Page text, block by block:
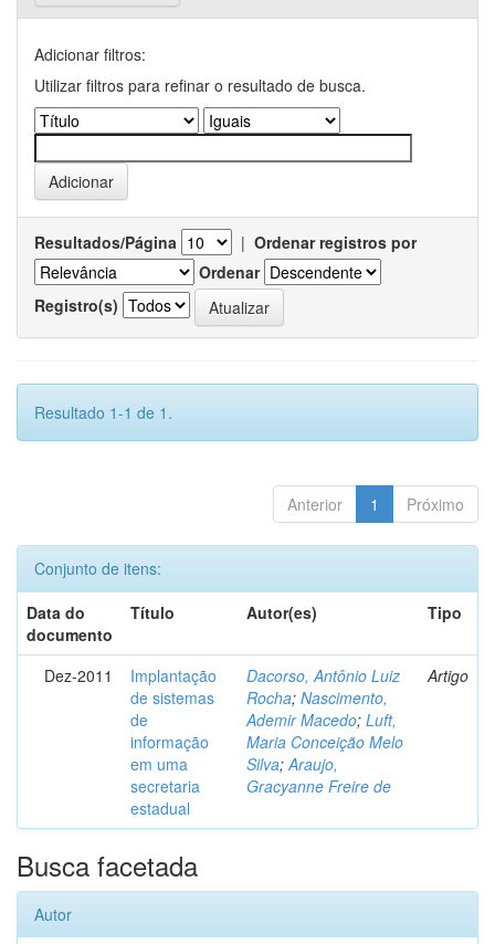
Adicionar filtros:
Utilizar filtros para refinar o resultado de busca.
Resultados/Página | Ordenar registros por
Ordenar
Registro(s)
Resultado 1-1 de 1.
Anterior 1 Próximo
Conjunto de itens:
Data do
documento
Título Autor(es) Tipo
Dez-2011
Implantação
de sistemas
de
informação
em uma
secretaria
estadual
Dacorso, Antônio Luiz
Rocha; Nascimento,
Ademir Macedo; Luft,
Maria Conceição Melo
Silva;Araujo,
Gracyanne Freire de
Artigo
Busca facetada
Autor